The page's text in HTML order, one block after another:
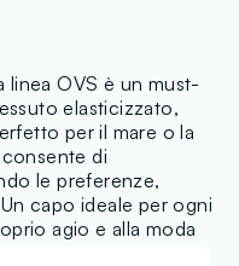
linea OVS è un must-
elasticizzato,
per il mare o la
di
le preferenze,
capo ideale per ogni
agio e alla moda